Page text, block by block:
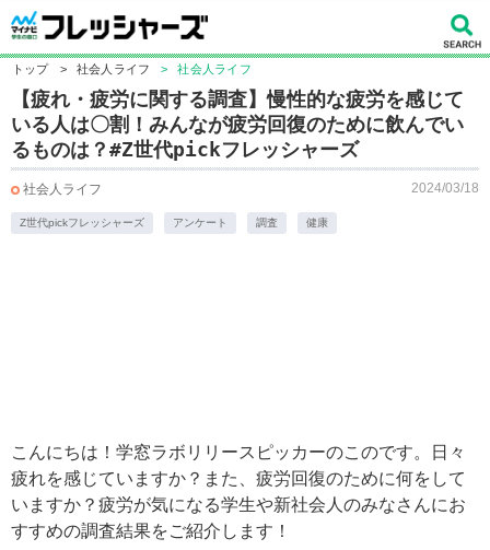
トップ > 社会人ライフ > 社会人ライフ
【疲れ・疲労に関する調査】慢性的な疲労を感じて
いる人は〇割！みんなが疲労回復のために飲んでい
るものは？#Z世代pickフレッシャーズ
社会人ライフ 2024/03/18
Z世代pickフレッシャーズ アンケート 調査 健康
こんにちは！学窓ラボリリースピッカーのこのです。日々
疲れを感じていますか？また、疲労回復のために何をして
いますか？疲労が気になる学生や新社会人のみなさんにお
すすめの調査結果をご紹介します！